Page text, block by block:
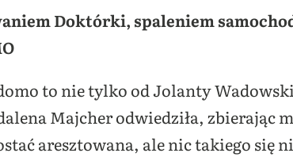
Doktórki, spaleniem
to nie tylko od Jolanty
Majcher odwiedziła, zbierając
aresztowana, ale nic takiego się